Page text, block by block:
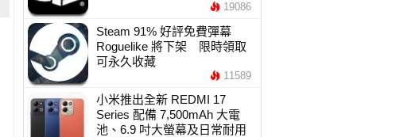
19086
Steam 91% 好評免費彈幕
Roguelike 將下架 限時領取
可永久收藏
11589
小米推出全新 REDMI 17
Series 配備 7,500mAh 大電
池、6.9 吋大螢幕及日常耐用